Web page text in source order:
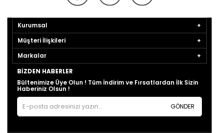
Kurumsal
Müşteri İlişkileri
Markalar
BIZDEN HABERLER
Bültenimize Üye Olun ! Tüm İndirim ve Fırsatlardan İlk Sizin
Haberiniz Olsun !
GÖNDER